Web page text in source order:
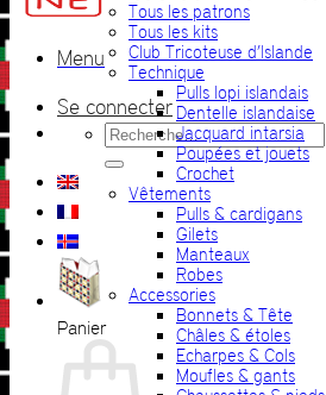
Menu
Se connecter
Recherche
pour :
Panier
Tous les patrons
Tous les kits
Club Tricoteuse d’Islande
Technique
Pulls lopi islandais
Dentelle islandaise
Jacquard intarsia
Poupées et jouets
Crochet
Vêtements
Pulls & cardigans
Gilets
Manteaux
Robes
Accessories
Bonnets & Tête
Châles & étoles
Echarpes & Cols
Moufles & gants